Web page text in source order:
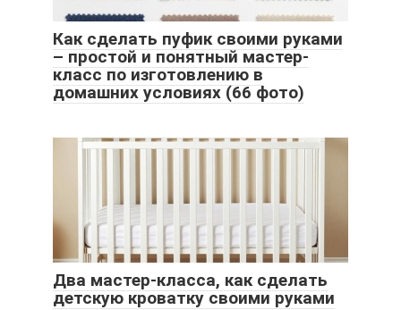
Как сделать пуфик своими руками
– простой и понятный мастер-
класс по изготовлению в
домашних условиях (66 фото)
Два мастер-класса, как сделать
детскую кроватку своими руками